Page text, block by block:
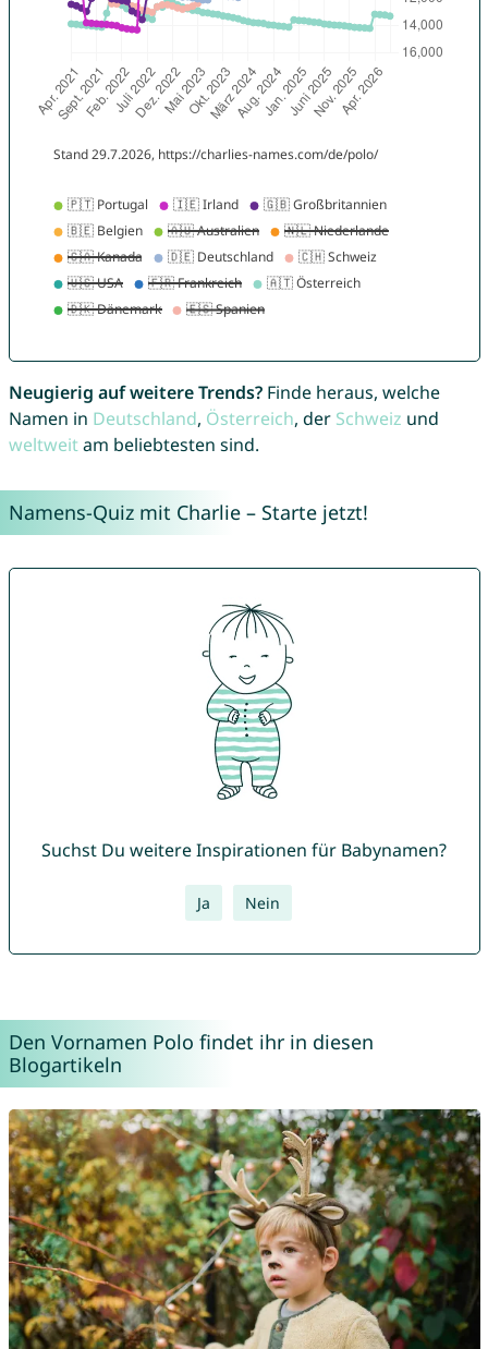
Neugierig auf weitere Trends?Finde heraus, welche
Namen in Deutschland, Österreich, der Schweiz und
weltweitam beliebtesten sind.
Namens-Quiz mit Charlie – Starte jetzt!
Suchst Du weitere Inspirationen für Babynamen?
Ja Nein
Den Vornamen Polo findet ihr in diesen
Blogartikeln